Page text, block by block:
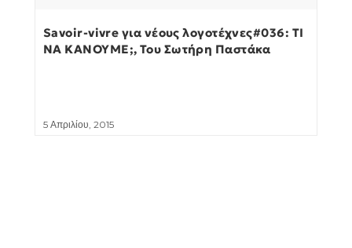
Savoir-vivre για νέους λογοτέχνες#036: ΤΙ
ΝΑ ΚΑΝΟΥΜΕ;, Του Σωτήρη Παστάκα
5 Απριλίου, 2015